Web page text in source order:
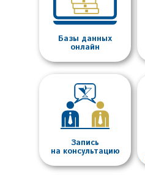
Базы данных
онлайн
Запись
на консультацию